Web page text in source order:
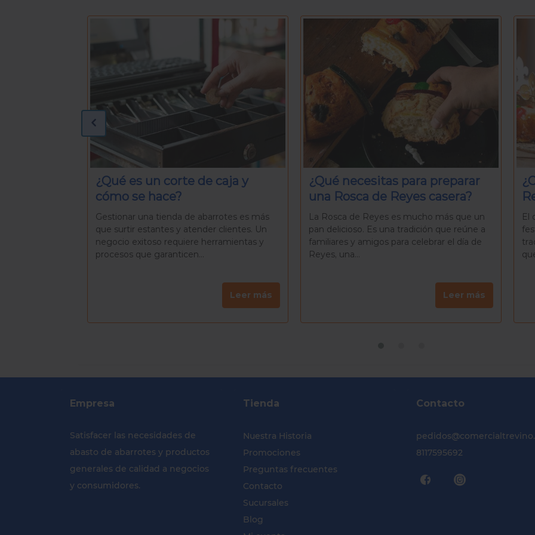
¿Qué necesitas para preparar
una Rosca de Reyes casera?
La Rosca de Reyes es mucho más que un
pan delicioso. Es una tradición que reúne a
familiares y amigos para celebrar el día de
Reyes, una...
Leer más
¿Cómo se celebra el Día de
Reyes en México?
El día de Reyes, mejor conocido como la
festividad de los Reyes Magos, es una
tradición arraigada en la cultura mexicana
que combina elementos...
Leer más
El
Empresa
Satisfacer las necesidades de
abasto de abarrotes y productos
generales de calidad a negocios
y consumidores.
Tienda
Nuestra Historia
Promociones
Preguntas frecuentes
Contacto
Sucursales
Blog
Contacto
8117595692